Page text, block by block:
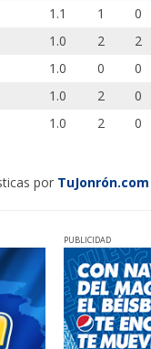
1.1 1 0
1.0 2 2
1.0 0 0
1.0 2 0
1.0 2 0
por TuJonrón.com
PUBLICIDAD